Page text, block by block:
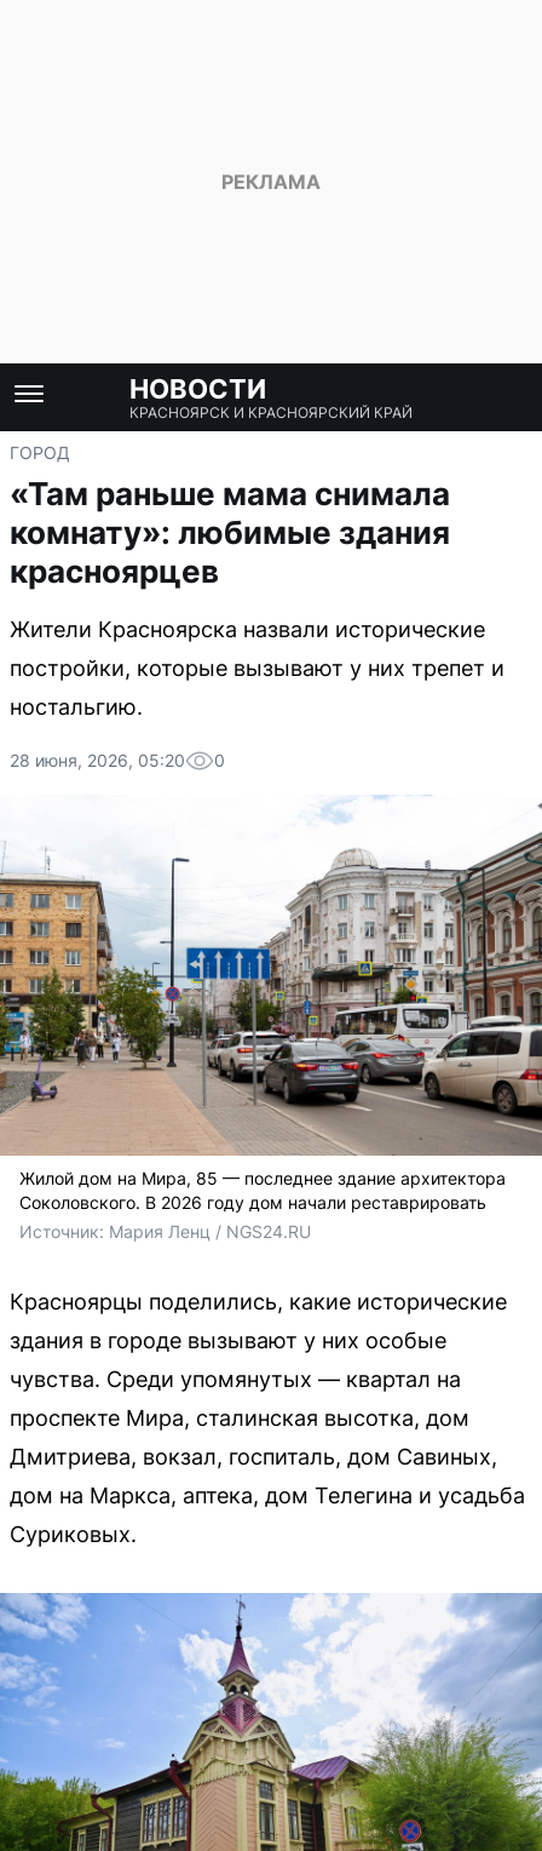
НОВОСТИ
КРАСНОЯРСК И КРАСНОЯРСКИЙ КРАЙ
ГОРОД
«Там раньше мама снимала
комнату»: любимые здания
красноярцев
Жители Красноярска назвали исторические
постройки, которые вызывают у них трепет и
ностальгию.
28 июня, 2026, 05:20 0
Жилой дом на Мира, 85 — последнее здание архитектора
Соколовского. В 2026 году дом начали реставрировать
Источник: Мария Ленц / NGS24.RU
Красноярцы поделились, какие исторические
здания в городе вызывают у них особые
чувства. Среди упомянутых — квартал на
проспекте Мира, сталинская высотка, дом
Дмитриева, вокзал, госпиталь, дом Савиных,
дом на Маркса, аптека, дом Телегина и усадьба
Суриковых.